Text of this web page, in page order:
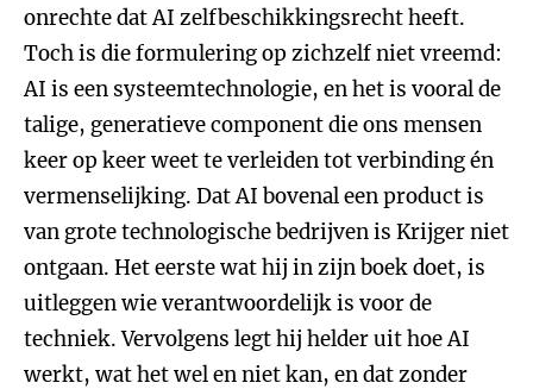
onrechte dat AI zelfbeschikkingsrecht heeft.
Toch is die formulering op zichzelf niet vreemd:
AI is een systeemtechnologie, en het is vooral de
talige, generatieve component die ons mensen
keer op keer weet te verleiden tot verbinding én
vermenselijking. Dat AI bovenal een product is
van grote technologische bedrijven is Krijger niet
ontgaan. Het eerste wat hij in zijn boek doet, is
uitleggen wie verantwoordelijk is voor de
techniek. Vervolgens legt hij helder uit hoe AI
werkt, wat het wel en niet kan, en dat zonder